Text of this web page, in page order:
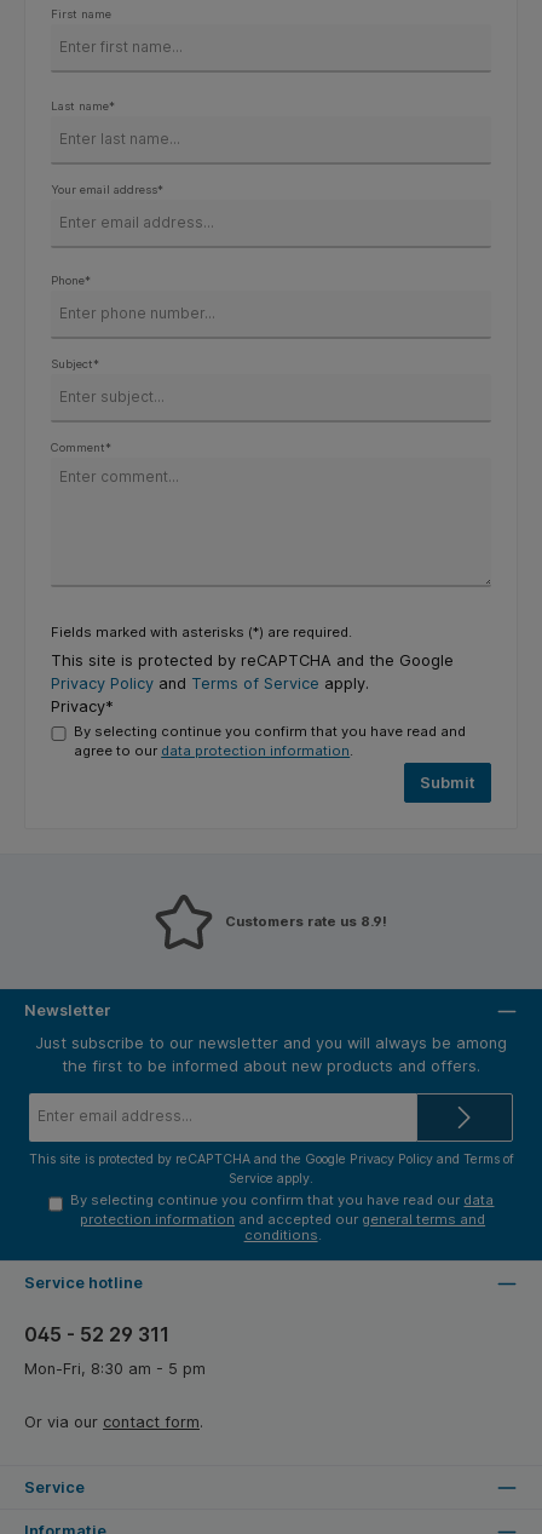
First name
Last name*
Your email address*
Phone*
Subject*
Comment*
Fields marked with asterisks (*) are required.
This site is protected by reCAPTCHA and the Google
Privacy Policy and Terms of Service apply.
Privacy*
By selecting continue you confirm that you have read and
agree to our data protection information.
Submit
Customers rate us 8.9!
Newsletter
Just subscribe to our newsletter and you will always be among
the first to be informed about new products and offers.
This site is protected by reCAPTCHA and the Google Privacy Policyand Terms of
Service apply.
By selecting continue you confirm that you have read our data
protection information and accepted our general terms and
conditions
Service hotline
045 - 52 29 311
Mon-Fri, 8:30 am - 5 pm
Or via our contact form.
Service